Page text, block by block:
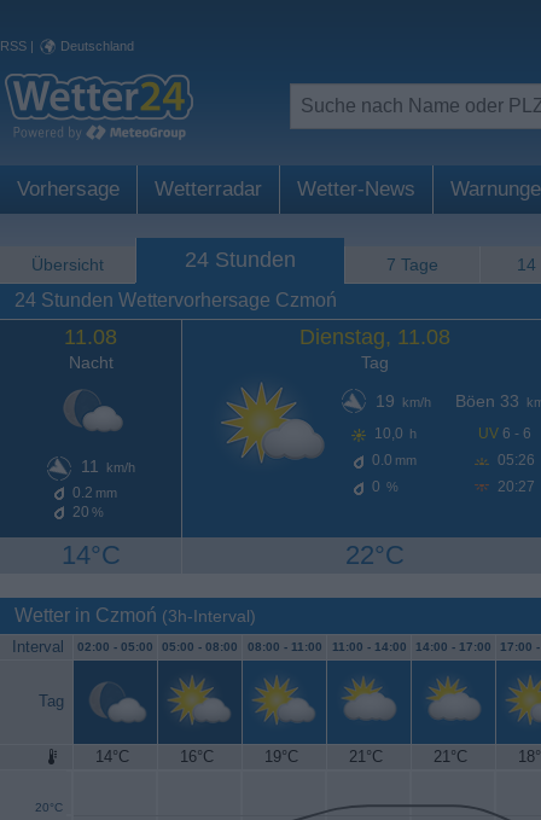
RSS | Deutschland
Vorhersage Wetterradar Wetter-News
Übersicht 24 Stunden 7 Tage 14
24 Stunden Wettervorhersage Czmoń
11.08
Nacht
11 km/h
0.2 mm
20 %
14°C
Dienstag, 11.08
Tag
19
km/h
10,0 h
0.0 mm
0 %
Böen 33
UV 6 - 6
05:26
20:27
22°C
Wetter in Czmoń (3h-Interval)
Interval 02:00 - 05:00 05:00 - 08:00 08:00 - 11:00 11:00 - 14:00 14:00 - 17:00 17:00
Tag
14°C 16°C 19°C 21°C 21°C
20°C
25°C